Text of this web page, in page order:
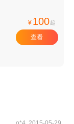
¥ 100起
查看